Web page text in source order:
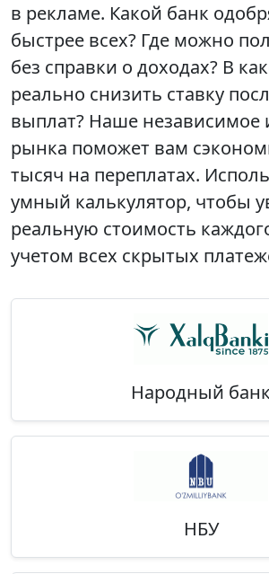
в рекламе. Какой банк
быстрее всех? Где можно
без справки о доходах? В
реально снизить ставку
выплат? Наше независимое
рынка поможет вам
тысяч на переплатах.
умный калькулятор, чтобы
реальную стоимость
учетом всех скрытых
Народный банк
НБУ